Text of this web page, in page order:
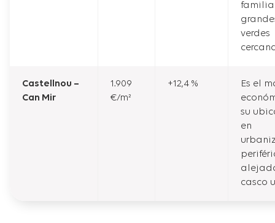
verdes
Castellnou –
Can Mir
1.909
€/m²
+12,4 %
Es el
su
en
casco